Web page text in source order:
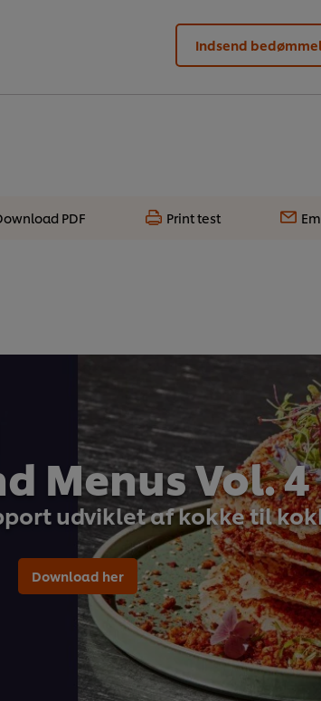
Indsend
PDF Print test
Menus Vol. 4
udviklet af kokke til
Download her